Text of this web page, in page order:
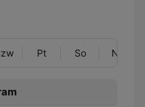
Pt So Nd